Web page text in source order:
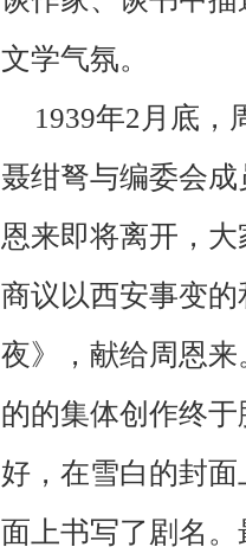
文学气氛。
1939年2月底，
聂绀弩与编委会
恩来即将离开，
商议以西安事变
夜》，献给周恩
的的集体创作终
好，在雪白的封
面上书写了剧名